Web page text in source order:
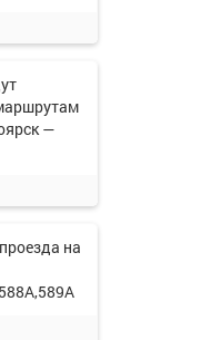
—
на